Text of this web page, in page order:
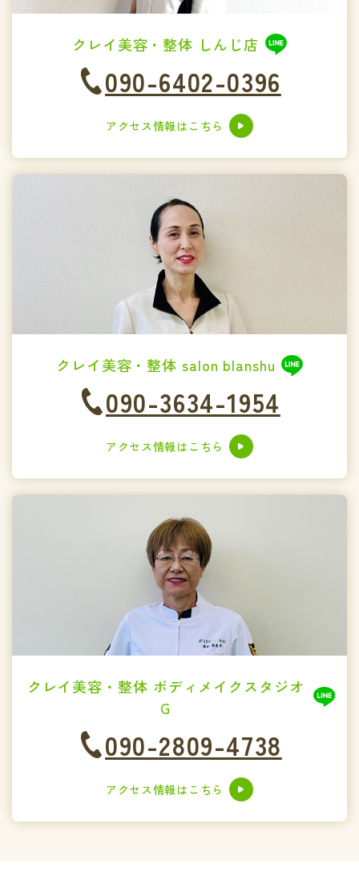
クレイ美容・整体 しんじ店
090-6402-0396
アクセス情報はこちら
クレイ美容・整体 salon blanshu
090-3634-1954
アクセス情報はこちら
クレイ美容・整体 ボディメイクスタジオ
G
090-2809-4738
アクセス情報はこちら